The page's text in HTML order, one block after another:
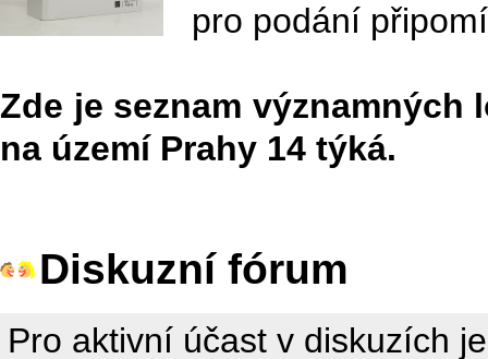
pro podání
Zde je seznam
na území Prahy 14 týká.
Diskuzní fórum
Pro aktivní účast v diskuzích